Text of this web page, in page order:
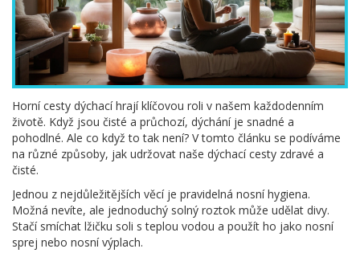
Horní cesty dýchací hrají klíčovou roli v našem každodenním
životě. Když jsou čisté a průchozí, dýchání je snadné a
pohodlné. Ale co když to tak není? V tomto článku se podíváme
na různé způsoby, jak udržovat naše dýchací cesty zdravé a
čisté.
Jednou z nejdůležitějších věcí je pravidelná nosní hygiena.
Možná nevíte, ale jednoduchý solný roztok může udělat divy.
Stačí smíchat lžičku soli s teplou vodou a použít ho jako nosní
sprej nebo nosní výplach.